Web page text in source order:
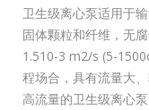
卫生级离心泵适用于
固体颗粒和纤维，无
1.510-3 m2/s (5-
程场合，具有流量大
高流量的卫生级离心